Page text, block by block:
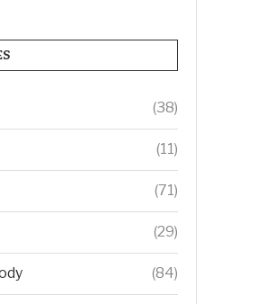
(38)
(11)
(71)
(29)
(84)